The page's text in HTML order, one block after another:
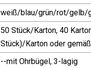
weiß/blau/grün/rot/gelb/
50 Stück/Karton, 40
Stück)/Karton oder
--mit Ohrbügel, 3-lagig